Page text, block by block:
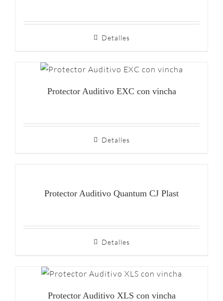
Detalles
Protector Auditivo EXC con vincha
Detalles
Protector Auditivo Quantum CJ Plast
Detalles
Protector Auditivo XLS con vincha